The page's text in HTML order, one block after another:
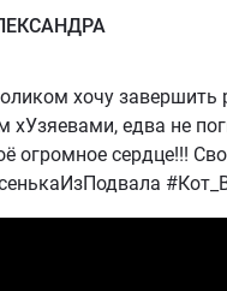
хочу завершить
хУзяевами, едва не
огромное сердце!!!